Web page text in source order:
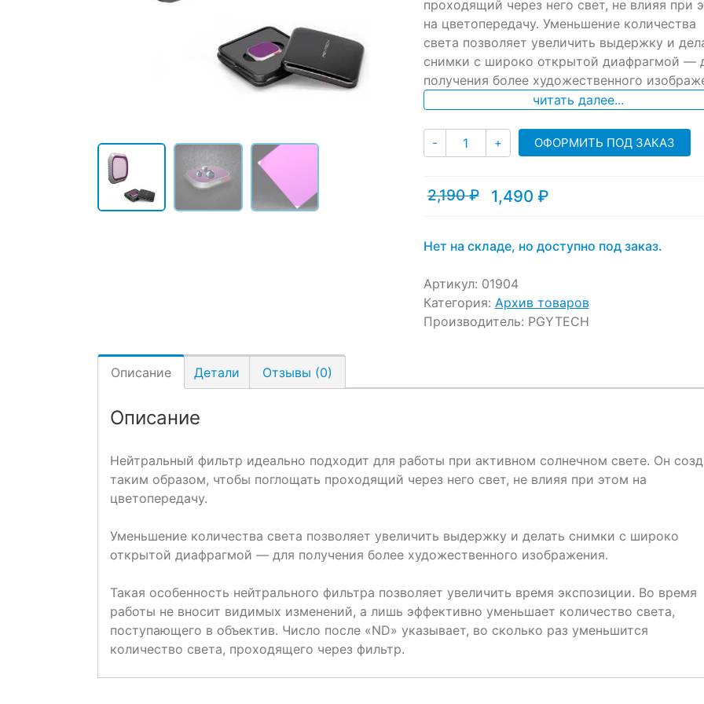
customer
ratings
проходящий через него свет, не влияя при
на цветопередачу. Уменьшение количества
света позволяет увеличить выдержку и
снимки с широко открытой диафрагмой —
получения более художественного
читать далее...
- Количество
+ ОФОРМИТЬ ПОД ЗАКАЗ
2,190₽
Первоначальная
2,190 ₽.
1,490 ₽
Текущая
Нет на складе, но доступно под заказ.
Артикул: 01904
Категория: Архив товаров
Производитель: PGYTECH
Описание Детали Отзывы (0)
Описание
Нейтральный фильтр идеально подходит для работы при активном солнечном свете. Он
таким образом, чтобы поглощать проходящий через него свет, не влияя при этом на
цветопередачу.
Уменьшение количества света позволяет увеличить выдержку и делать снимки с широко
открытой диафрагмой — для получения более художественного изображения.
Такая особенность нейтрального фильтра позволяет увеличить время экспозиции. Во время
работы не вносит видимых изменений, а лишь эффективно уменьшает количество света,
поступающего в объектив. Число после «ND» указывает, во сколько раз уменьшится
количество света, проходящего через фильтр.